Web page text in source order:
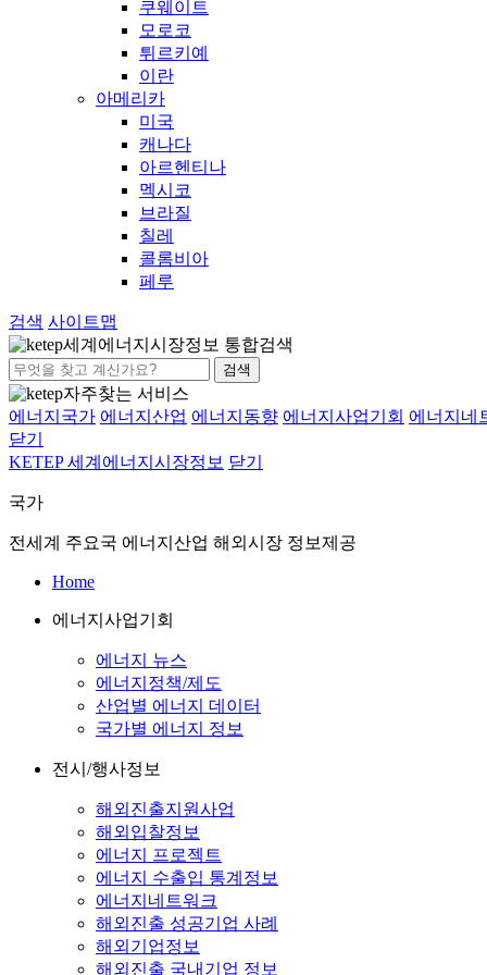
쿠웨이트
모로코
튀르키예
이란
아메리카
미국
캐나다
아르헨티나
멕시코
브라질
칠레
콜롬비아
페루
검색 사이트맵
세계에너지시장정보 통합검색
검색
자주찾는 서비스
에너지국가 에너지산업 에너지동향 에너지사업기회 에너지네
닫기
KETEP 세계에너지시장정보 닫기
국가
전세계 주요국 에너지산업 해외시장 정보제공
Home
에너지사업기회
에너지 뉴스
에너지정책/제도
산업별 에너지 데이터
국가별 에너지 정보
전시/행사정보
해외진출지원사업
해외입찰정보
에너지 프로젝트
에너지 수출입 통계정보
에너지네트워크
해외진출 성공기업 사례
해외기업정보
해외진출 국내기업 정보